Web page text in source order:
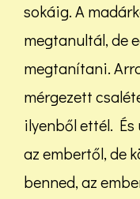
sokáig. A
megtanultál, de
megtanítani.
mérgezett
ilyenből ettél.
az embertől, de
benned, az